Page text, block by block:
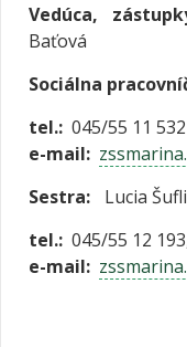
Vedúca,
Baťová
Sociálna
tel.: 045/55 11 532
e-mail:
Sestra:
Lucia
tel.: 045/55 12
e-mail: